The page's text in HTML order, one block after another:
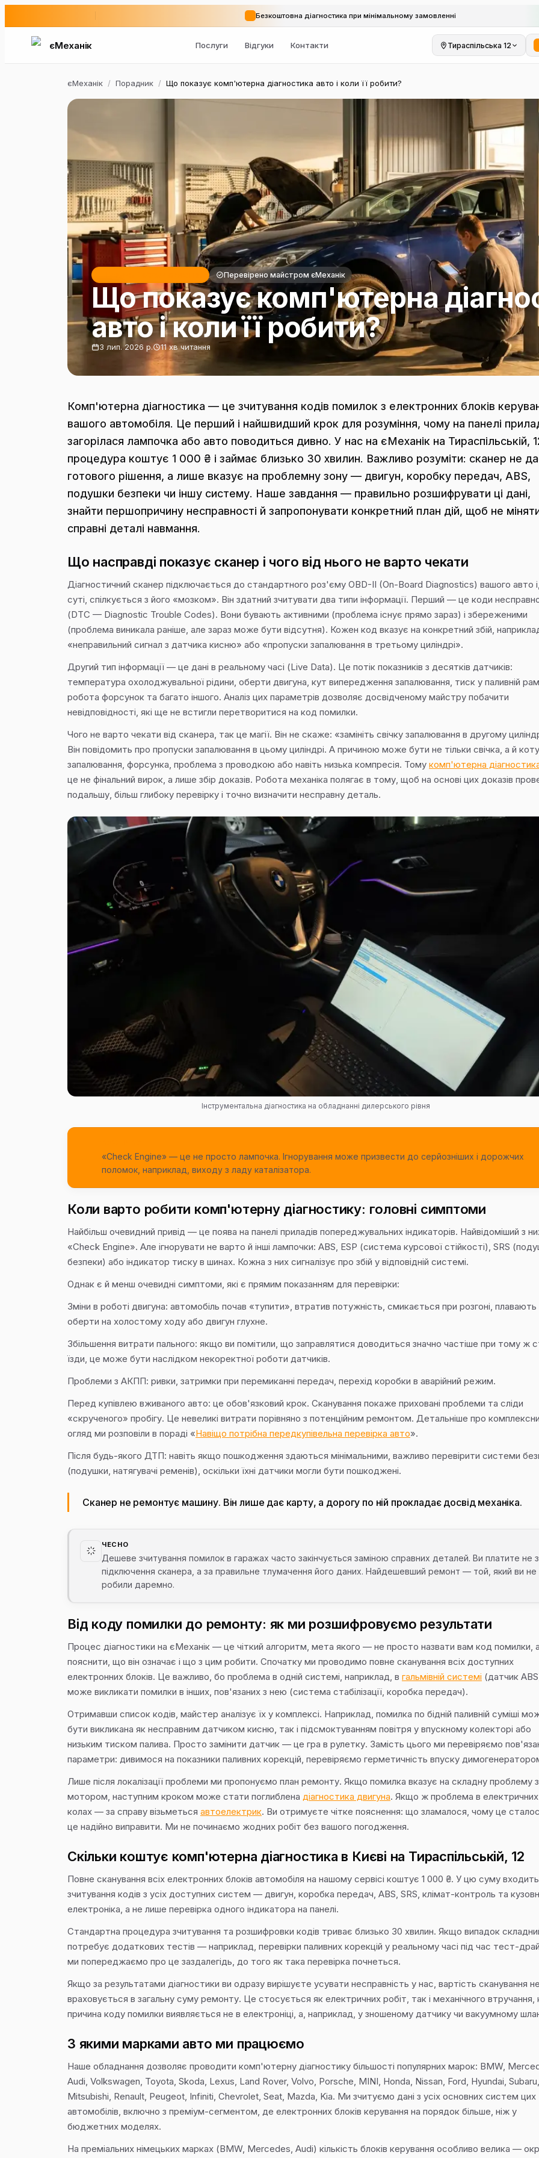
Безкоштовна діагностика при мінімальному замовленні
єМеханік Послуги Відгуки Контакти Тираспільська 12
єМеханік / Порадник / Що показує комп'ютерна діагностика авто і коли її робити?
Перевірено майстром єМеханік
Що показує комп'ютерна
авто і коли її робити?
3 лип. 2026 р. 11 хв читання
Комп'ютерна діагностика — це зчитування кодів помилок з електронних блоків
вашого автомобіля. Це перший і найшвидший крок для розуміння, чому на панелі
загорілася лампочка або авто поводиться дивно. У нас на єМеханік на Тираспільській,
процедура коштує 1 000 ₴ і займає близько 30 хвилин. Важливо розуміти: сканер не
готового рішення, а лише вказує на проблемну зону — двигун, коробку передач, ABS,
подушки безпеки чи іншу систему. Наше завдання — правильно розшифрувати ці дані,
знайти першопричину несправності й запропонувати конкретний план дій, щоб не
справні деталі навмання.
Що насправді показує сканер і чого від нього не варто чекати
Діагностичний сканер підключається до стандартного роз'єму OBD-II (On-Board Diagnostics) вашого авто
суті, спілкується з його «мозком». Він здатний зчитувати два типи інформації. Перший — це коди
(DTC — Diagnostic Trouble Codes). Вони бувають активними (проблема існує прямо зараз) і збереженими
(проблема виникала раніше, але зараз може бути відсутня). Кожен код вказує на конкретний збій,
«неправильний сигнал з датчика кисню» або «пропуски запалювання в третьому циліндрі».
Другий тип інформації — це дані в реальному часі (Live Data). Це потік показників з десятків датчиків:
температура охолоджувальної рідини, оберти двигуна, кут випередження запалювання, тиск у паливній
робота форсунок та багато іншого. Аналіз цих параметрів дозволяє досвідченому майстру побачити
невідповідності, які ще не встигли перетворитися на код помилки.
Чого не варто чекати від сканера, так це магії. Він не скаже: «замініть свічку запалювання в другому
Він повідомить про пропуски запалювання в цьому циліндрі. А причиною може бути не тільки свічка, а й
запалювання, форсунка, проблема з проводкою або навіть низька компресія. Тому комп'ютерна
це не фінальний вирок, а лише збір доказів. Робота механіка полягає в тому, щоб на основі цих доказів
подальшу, більш глибоку перевірку і точно визначити несправну деталь.
Інструментальна діагностика на обладнанні дилерського рівня
«Check Engine» — це не просто лампочка. Ігнорування може призвести до серйозніших і дорожчих
поломок, наприклад, виходу з ладу каталізатора.
Коли варто робити комп'ютерну діагностику: головні симптоми
Найбільш очевидний привід — це поява на панелі приладів попереджувальних індикаторів. Найвідоміший з
«Check Engine». Але ігнорувати не варто й інші лампочки: ABS, ESP (система курсової стійкості), SRS
безпеки) або індикатор тиску в шинах. Кожна з них сигналізує про збій у відповідній системі.
Однак є й менш очевидні симптоми, які є прямим показанням для перевірки:
Зміни в роботі двигуна: автомобіль почав «тупити», втратив потужність, смикається при розгоні, плавають
оберти на холостому ходу або двигун глухне.
Збільшення витрати пального: якщо ви помітили, що заправлятися доводиться значно частіше при тому ж
їзди, це може бути наслідком некоректної роботи датчиків.
Проблеми з АКПП: ривки, затримки при перемиканні передач, перехід коробки в аварійний режим.
Перед купівлею вживаного авто: це обов'язковий крок. Сканування покаже приховані проблеми та сліди
«скрученого» пробігу. Це невеликі витрати порівняно з потенційним ремонтом. Детальніше про
огляд ми розповіли в пораді «Навіщо потрібна передкупівельна перевірка авто».
Після будь-якого ДТП: навіть якщо пошкодження здаються мінімальними, важливо перевірити системи
(подушки, натягувачі ременів), оскільки їхні датчики могли бути пошкоджені.
Сканер не ремонтує машину. Він лише дає карту, а дорогу по ній прокладає досвід механіка.
ЧЕСНО
Дешеве зчитування помилок в гаражах часто закінчується заміною справних деталей. Ви платите не
підключення сканера, а за правильне тлумачення його даних. Найдешевший ремонт — той, який ви не
робили даремно.
Від коду помилки до ремонту: як ми розшифровуємо результати
Процес діагностики на єМеханік — це чіткий алгоритм, мета якого — не просто назвати вам код помилки, а
пояснити, що він означає і що з цим робити. Спочатку ми проводимо повне сканування всіх доступних
електронних блоків. Це важливо, бо проблема в одній системі, наприклад, в гальмівній системі (датчик
може викликати помилки в інших, пов'язаних з нею (система стабілізації, коробка передач).
Отримавши список кодів, майстер аналізує їх у комплексі. Наприклад, помилка по бідній паливній суміші
бути викликана як несправним датчиком кисню, так і підсмоктуванням повітря у впускному колекторі або
низьким тиском палива. Просто замінити датчик — це гра в рулетку. Замість цього ми перевіряємо
параметри: дивимося на показники паливних корекцій, перевіряємо герметичність впуску
Лише після локалізації проблеми ми пропонуємо план ремонту. Якщо помилка вказує на складну проблему з
мотором, наступним кроком може стати поглиблена діагностика двигуна. Якщо ж проблема в електричних
колах — за справу візьметься автоелектрик. Ви отримуєте чітке пояснення: що зламалося, чому це
це надійно виправити. Ми не починаємо жодних робіт без вашого погодження.
Скільки коштує комп'ютерна діагностика в Києві на Тираспільській, 12
Повне сканування всіх електронних блоків автомобіля на нашому сервісі коштує 1 000 ₴. У цю суму входить
зчитування кодів з усіх доступних систем — двигун, коробка передач, ABS, SRS, клімат-контроль та
електроніка, а не лише перевірка одного індикатора на панелі.
Стандартна процедура зчитування та розшифровки кодів триває близько 30 хвилин. Якщо випадок
потребує додаткових тестів — наприклад, перевірки паливних корекцій у реальному часі під час тест-
ми попереджаємо про це заздалегідь, до того як така перевірка почнеться.
Якщо за результатами діагностики ви одразу вирішуєте усувати несправність у нас, вартість сканування
враховується в загальну суму ремонту. Це стосується як електричних робіт, так і механічного втручання,
причина коду помилки виявляється не в електроніці, а, наприклад, у зношеному датчику чи вакуумному
З якими марками авто ми працюємо
Наше обладнання дозволяє проводити комп'ютерну діагностику більшості популярних марок: BMW,
Audi, Volkswagen, Toyota, Skoda, Lexus, Land Rover, Volvo, Porsche, MINI, Honda, Nissan, Ford, Hyundai, Subaru,
Mitsubishi, Renault, Peugeot, Infiniti, Chevrolet, Seat, Mazda, Kia. Ми зчитуємо дані з усіх основних систем цих
автомобілів, включно з преміум-сегментом, де електронних блоків керування на порядок більше, ніж у
бюджетних моделях.
На преміальних німецьких марках (BMW, Mercedes, Audi) кількість блоків керування особливо велика —